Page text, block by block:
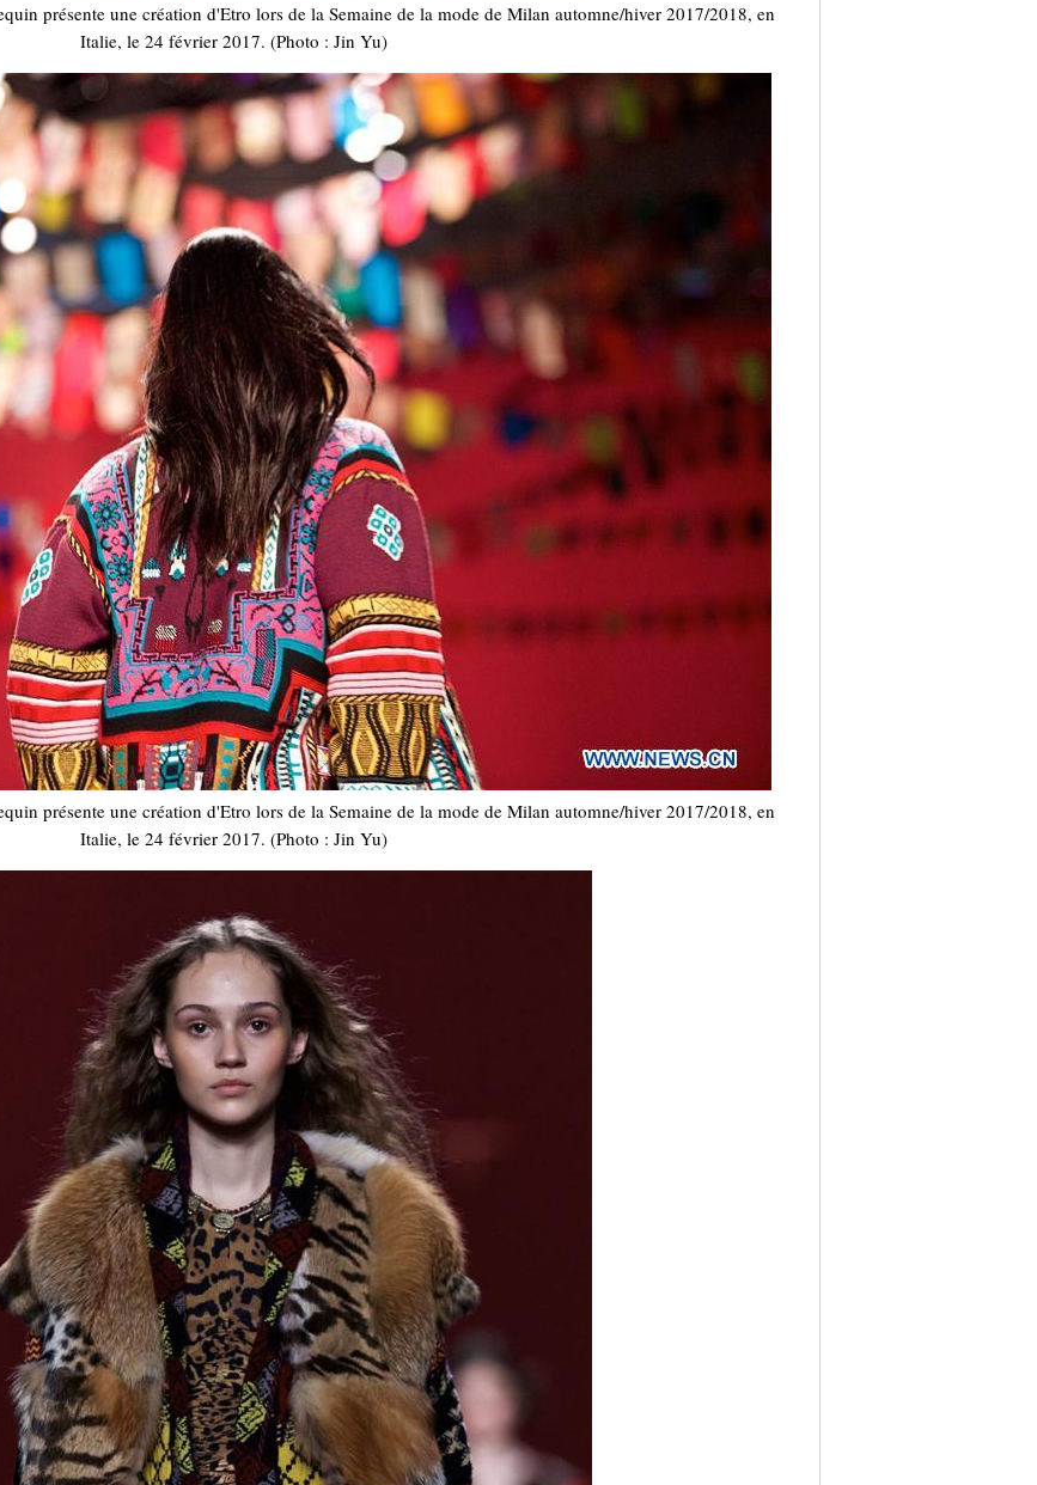
présente une création d'Etro lors de la Semaine de la mode de Milan automne/hiver 2017/2018, en
Italie, le 24 février 2017. (Photo : Jin Yu)
présente une création d'Etro lors de la Semaine de la mode de Milan automne/hiver 2017/2018, en
Italie, le 24 février 2017. (Photo : Jin Yu)